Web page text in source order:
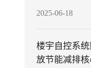
2025-06-18
楼宇自控系
放节能减排